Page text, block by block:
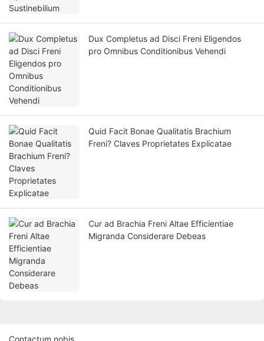
Dux Completus ad Disci Freni Eligendos
pro Omnibus Conditionibus Vehendi
Quid Facit Bonae Qualitatis Brachium
Freni? Claves Proprietates Explicatae
Cur ad Brachia Freni Altae Efficientiae
Migranda Considerare Debeas
Contactum nobis